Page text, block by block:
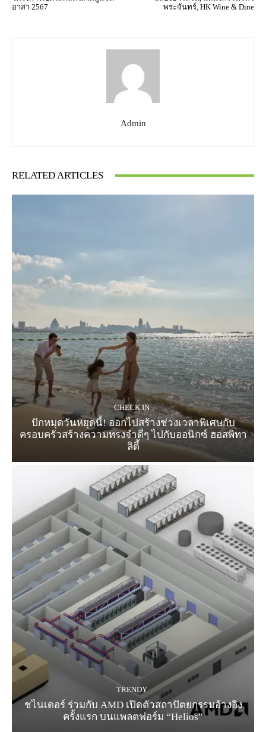
อาสา 2567
พระจันทร์, HK Wine & Dine
Admin
RELATED ARTICLES
CHECK IN
ปักหมุดวันหยุดนี้! ออกไปสร้างช่วงเวลาพิเศษกับ
ครอบครัวสร้างความทรงจำดีๆ ไปกับออนิกซ์ ฮอสพิทา
ลิตี้
TRENDY
ชไนเดอร์ ร่วมกับ AMD เปิดตัวสถาปัตยกรรมอ้างอิง
ครั้งแรก บนแพลตฟอร์ม “Helios”